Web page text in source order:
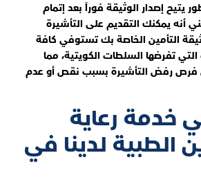
يتيح إصدار الوثيقة فوراً بعد إتمام
أنه يمكنك التقديم على التأشيرة
التأمين الخاصة بك تستوفي كافة
تفرضها السلطات الكويتية، مما
فرص رفض التأشيرة بسبب نقص أو عدم
خدمة رعاية
الطبية لدينا في